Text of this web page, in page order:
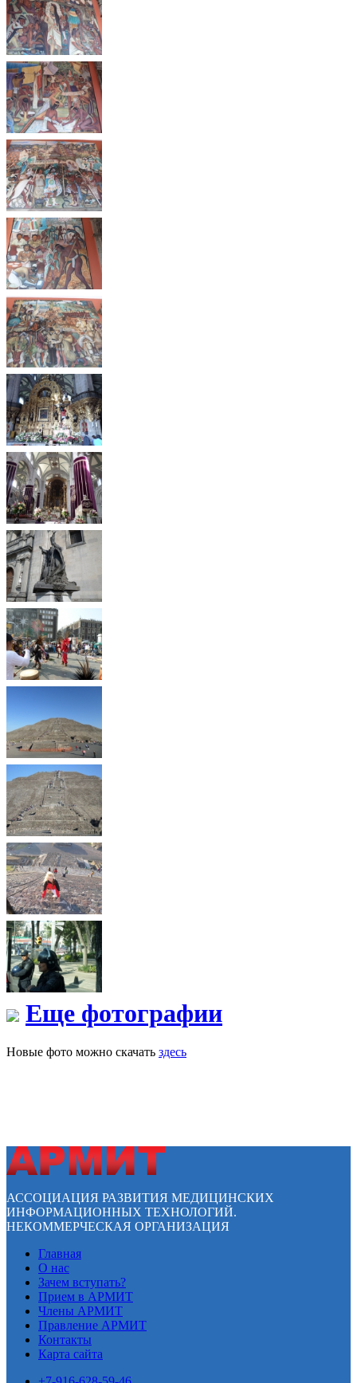
Еще фотографии
Новые фото можно скачать здесь
АССОЦИАЦИЯ РАЗВИТИЯ МЕДИЦИНСКИХ
ИНФОРМАЦИОННЫХ ТЕХНОЛОГИЙ.
НЕКОММЕРЧЕСКАЯ ОРГАНИЗАЦИЯ
Главная
О нас
Зачем вступать?
Прием в АРМИТ
Члены АРМИТ
Правление АРМИТ
Контакты
Карта сайта